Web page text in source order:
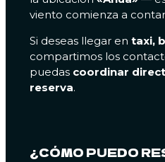
viento comienza a
Si deseas llegar entaxi,
compartimos los
puedas coordinar
reserva.
¿CÓMO PUEDO